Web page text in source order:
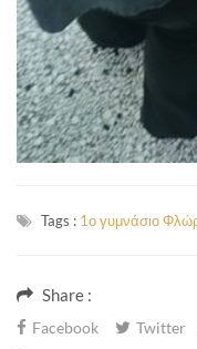
Tags : 1ο γυμνάσιο
Share :
Facebook Twitter